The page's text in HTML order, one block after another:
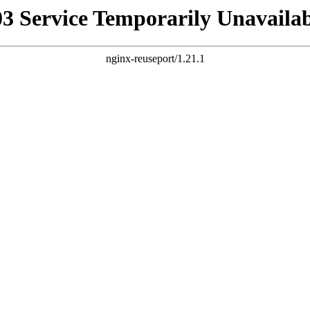
Service Temporarily
nginx-reuseport/1.21.1